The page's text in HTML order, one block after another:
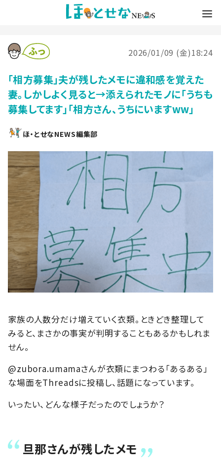
2026/01/09 (金)18:24
「相方募集」夫が残したメモに違和感を覚えた
妻。しかしよく見ると→添えられたモノに「うちも
募集してます」「相方さん、うちにいますww」
ほ・とせなNEWS編集部
家族の人数分だけ増えていく衣類。ときどき整理して
みると、まさかの事実が判明することもあるかもしれま
せん。
@zubora.umamaさんが衣類にまつわる「あるある」
な場面をThreadsに投稿し、話題になっています。
いったい、どんな様子だったのでしょうか？
旦那さんが残したメモ